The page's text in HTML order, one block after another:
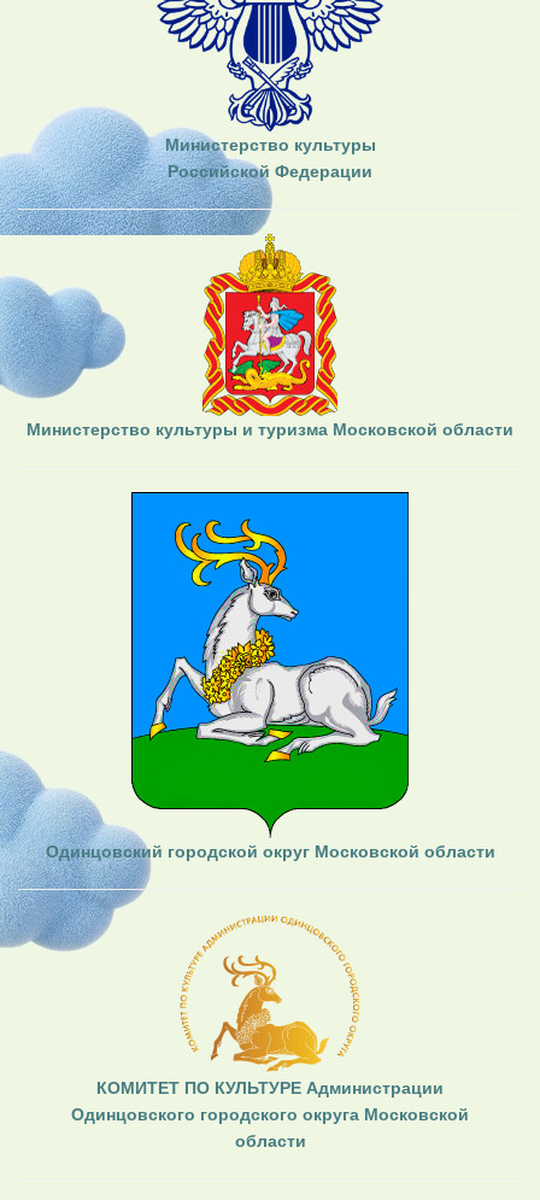
Министерство культуры
Российской Федерации
Министерство культуры и туризма Московской области
Одинцовский городской округ Московской области
КОМИТЕТ ПО КУЛЬТУРЕ Администрации
Одинцовского городского округа Московской
области